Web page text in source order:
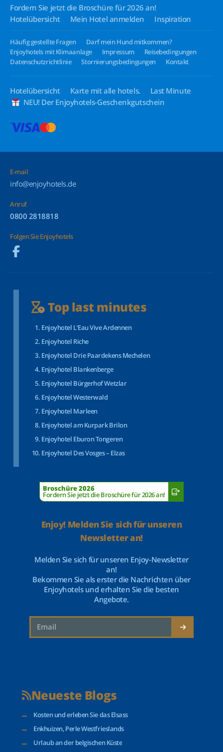
Fordern Sie jetzt die Broschüre für 2026 an!
Hotelübersicht
Mein Hotel anmelden Inspiration
Häufig gestellte Fragen
Darf mein Hund mitkommen?
Enjoyhotels mit Klimaanlage
Impressum
Reisebedingungen
Datenschutzrichtlinie
Stornierungsbedingungen Kontakt
Hotelübersicht Karte mit alle hotels.
Last Minute
NEU! Der Enjoyhotels-Geschenkgutschein
E-mail
info@enjoyhotels.de
Anruf
0800 2818818
Folgen Sie Enjoyhotels
Top last minutes
Enjoyhotel L’Eau Vive Ardennen
Enjoyhotel Riche
Enjoyhotel Drie Paardekens Mechelen
Enjoyhotel Blankenberge
Enjoyhotel Bürgerhof Wetzlar
Enjoyhotel Westerwald
Enjoyhotel Marleen
Enjoyhotel am Kurpark Brilon
Enjoyhotel Eburon Tongeren
Enjoyhotel Des Vosges – Elzas
Broschüre 2026
Fordern Sie jetzt die Broschüre für 2026 an!
Enjoy! Melden Sie sich für unseren
Newsletter an!
Melden Sie sich für unseren Enjoy-Newsletter
an!
Bekommen Sie als erster die Nachrichten über
Enjoyhotels und erhalten Sie die besten
Angebote.
Neueste Blogs
Kosten und erleben Sie das Elsass
Enkhuizen, Perle Westfrieslands
Urlaub an der belgischen Küste